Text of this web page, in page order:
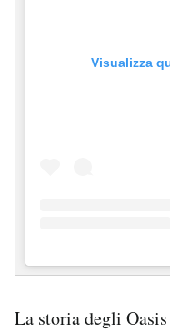
Visualizza
La storia degli